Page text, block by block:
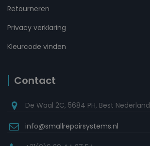
Retourneren
Privacy verklaring
Kleurcode vinden
Contact
De Waal 2C, 5684 PH, Best Nederland
info@smallrepairsystems.nl